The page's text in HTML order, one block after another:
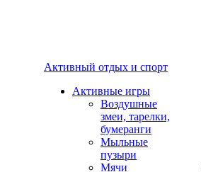
Активный отдых и спорт
Активные игры
Воздушные
змеи, тарелки,
бумеранги
Мыльные
пузыри
Мячи